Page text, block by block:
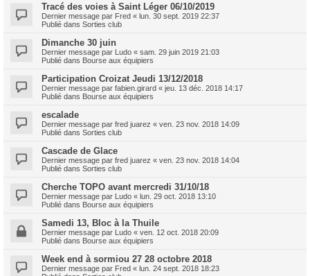
Tracé des voies à Saint Léger 06/10/2019
Dernier message par Fred « lun. 30 sept. 2019 22:37
Publié dans Sorties club
Dimanche 30 juin
Dernier message par Ludo « sam. 29 juin 2019 21:03
Publié dans Bourse aux équipiers
Participation Croizat Jeudi 13/12/2018
Dernier message par fabien.girard « jeu. 13 déc. 2018 14:17
Publié dans Bourse aux équipiers
escalade
Dernier message par fred juarez « ven. 23 nov. 2018 14:09
Publié dans Sorties club
Cascade de Glace
Dernier message par fred juarez « ven. 23 nov. 2018 14:04
Publié dans Sorties club
Cherche TOPO avant mercredi 31/10/18
Dernier message par Ludo « lun. 29 oct. 2018 13:10
Publié dans Bourse aux équipiers
Samedi 13, Bloc à la Thuile
Dernier message par Ludo « ven. 12 oct. 2018 20:09
Publié dans Bourse aux équipiers
Week end à sormiou 27 28 octobre 2018
Dernier message par Fred « lun. 24 sept. 2018 18:23